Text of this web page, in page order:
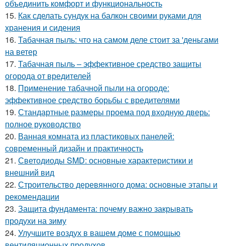
объединить комфорт и функциональность
15. Как сделать сундук на балкон своими руками для
хранения и сидения
16. Табачная пыль: что на самом деле стоит за 'деньгами
на ветер
17. Табачная пыль – эффективное средство защиты
огорода от вредителей
18. Применение табачной пыли на огороде:
эффективное средство борьбы с вредителями
19. Стандартные размеры проема под входную дверь:
полное руководство
20. Ванная комната из пластиковых панелей:
современный дизайн и практичность
21. Светодиоды SMD: основные характеристики и
внешний вид
22. Строительство деревянного дома: основные этапы и
рекомендации
23. Защита фундамента: почему важно закрывать
продухи на зиму
24. Улучшите воздух в вашем доме с помощью